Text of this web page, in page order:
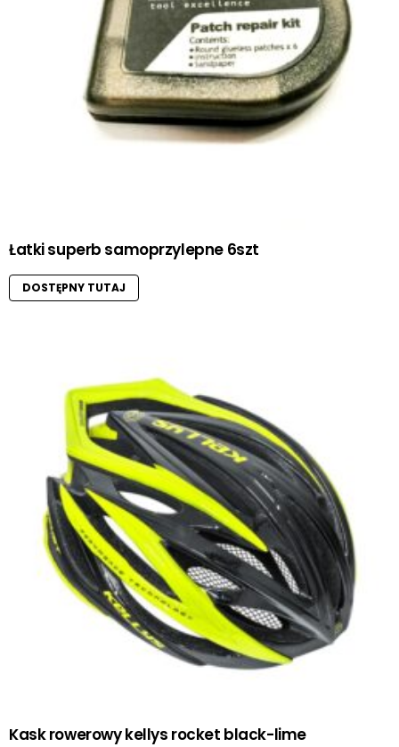
Łatki superb samoprzylepne 6szt
DOSTĘPNY TUTAJ
Kask rowerowy kellys rocket black-lime